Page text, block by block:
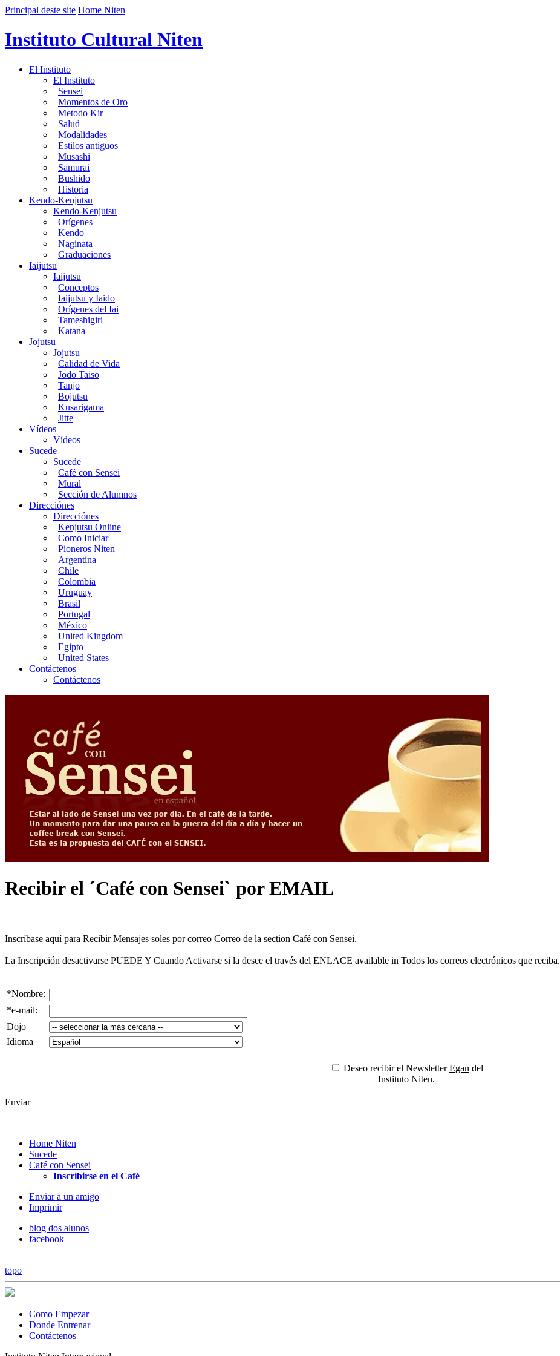
Principal deste site Home Niten
Instituto Cultural Niten
El Instituto
El Instituto
Sensei
Momentos de Oro
Metodo Kir
Salud
Modalidades
Estilos antiguos
Musashi
Samurai
Bushido
Historia
Kendo-Kenjutsu
Kendo-Kenjutsu
Orígenes
Kendo
Naginata
Graduaciones
Iaijutsu
Iaijutsu
Conceptos
Iaijutsu y Iaido
Orígenes del Iai
Tameshigiri
Katana
Jojutsu
Jojutsu
Calidad de Vida
Jodo Taiso
Tanjo
Bojutsu
Kusarigama
Jitte
Vídeos
Vídeos
Sucede
Sucede
Café con Sensei
Mural
Sección de Alumnos
Direcciónes
Direcciónes
Kenjutsu Online
Como Iniciar
Pioneros Niten
Argentina
Chile
Colombia
Uruguay
Brasil
Portugal
México
United Kingdom
Egipto
United States
Contáctenos
Contáctenos
Recibir el ´Café con Sensei` por EMAIL
Inscríbase aquí para Recibir Mensajes soles por correo Correo de la section Café con Sensei.
La Inscripción desactivarse PUEDE Y Cuando Activarse si la desee el través del ENLACE available in Todos los correos electrónicos que reciba.
*Nombre:
*e-mail:
Dojo
Idioma
Deseo recibir el NewsletterEgan del
Instituto Niten.
Enviar
Home Niten
Sucede
Café con Sensei
Inscribirse en el Café
Enviar a un amigo
Imprimir
blog dos alunos
facebook
topo
Como Empezar
Donde Entrenar
Contáctenos